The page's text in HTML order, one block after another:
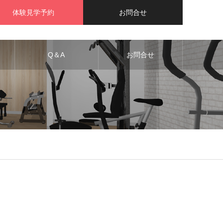
体験見学予約 お問合せ
Q＆A お問合せ